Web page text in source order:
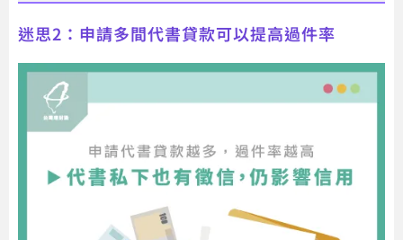
迷思2：申請多間代書貸款可以提高過件率